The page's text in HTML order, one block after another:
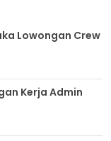
Lowongan Crew
Kerja Admin